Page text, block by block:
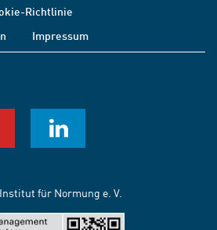
Richtlinie
Impressum
für Normung e. V.